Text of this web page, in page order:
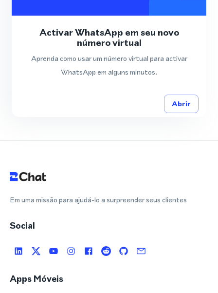
Activar WhatsApp em seu novo
número virtual
Aprenda como usar um número virtual para activar
WhatsApp em alguns minutos.
Abrir
Em uma missão para ajudá-lo a surpreender seus clientes
Social
Apps Móveis